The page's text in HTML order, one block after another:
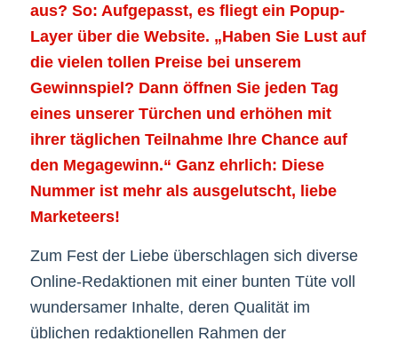
aus? So: Aufgepasst, es fliegt ein Popup-
Layer über die Website. „Haben Sie Lust auf
die vielen tollen Preise bei unserem
Gewinnspiel? Dann öffnen Sie jeden Tag
eines unserer Türchen und erhöhen mit
ihrer täglichen Teilnahme Ihre Chance auf
den Megagewinn.“ Ganz ehrlich: Diese
Nummer ist mehr als ausgelutscht, liebe
Marketeers!
Zum Fest der Liebe überschlagen sich diverse
Online-Redaktionen mit einer bunten Tüte voll
wundersamer Inhalte, deren Qualität im
üblichen redaktionellen Rahmen der